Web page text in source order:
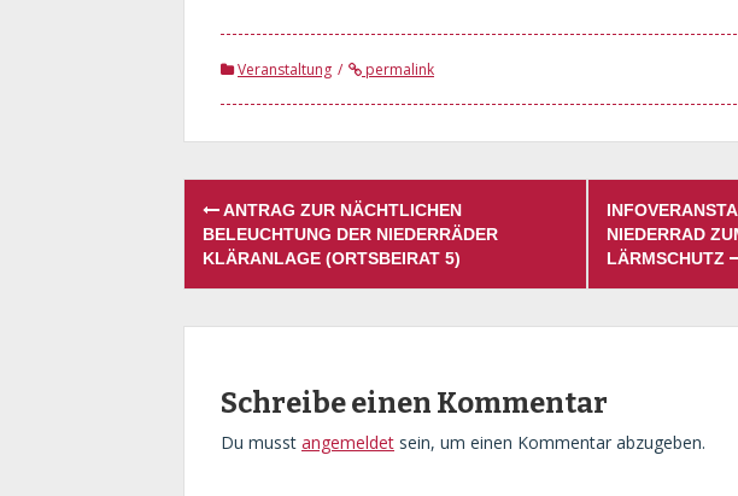
Veranstaltung permalink
Post
navigation
ANTRAG ZUR NÄCHTLICHEN
BELEUCHTUNG DER NIEDERRÄDER
KLÄRANLAGE (ORTSBEIRAT 5)
NIEDERRAD
LÄRMSCHUTZ
Schreibe einen Kommentar
Du musst angemeldet sein, um einen Kommentar abzugeben.